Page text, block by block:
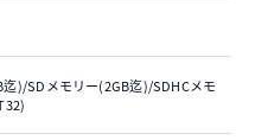
迄)/SDメモリー(2GB迄)/SDHCメモ